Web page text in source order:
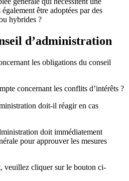
être adoptées par des
hybrides ?
d’administration
les obligations du conseil
concernant les conflits d’intérêts ?
doit-il réagir en cas
doit immédiatement
pour approuver les mesures
veuillez cliquer sur le bouton ci-